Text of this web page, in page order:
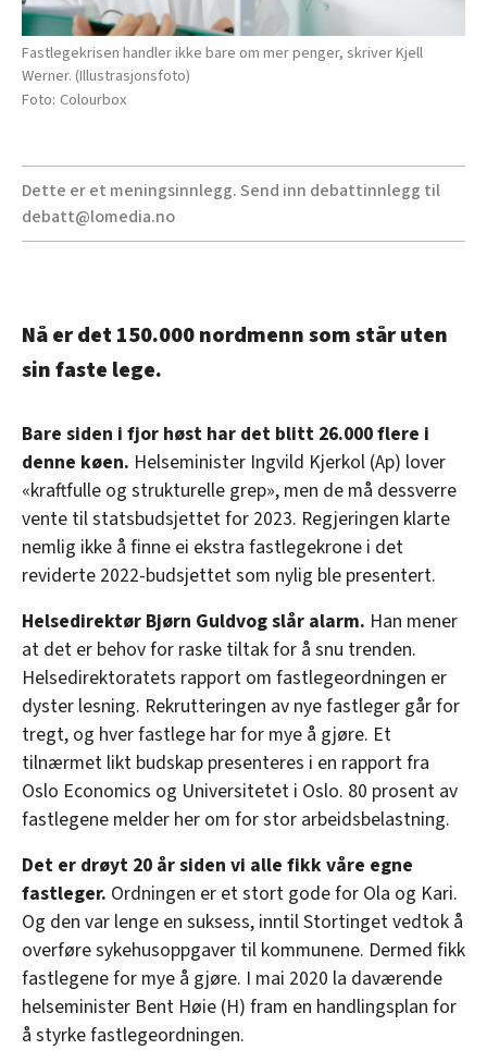
Fastlegekrisen handler ikke bare om mer penger, skriver Kjell
Werner. (Illustrasjonsfoto)
Colourbox
Dette er et meningsinnlegg. Send inn debattinnlegg til
debatt@lomedia.no
Nå er det 150.000 nordmenn som står uten
sin faste lege.
Bare siden i fjor høst har det blitt 26.000 flere i
denne køen. Helseminister Ingvild Kjerkol (Ap) lover
«kraftfulle og strukturelle grep», men de må dessverre
vente til statsbudsjettet for 2023. Regjeringen klarte
nemlig ikke å finne ei ekstra fastlegekrone i det
reviderte 2022-budsjettet som nylig ble presentert.
Helsedirektør Bjørn Guldvog slår alarm. Han mener
at det er behov for raske tiltak for å snu trenden.
Helsedirektoratets rapport om fastlegeordningen er
dyster lesning. Rekrutteringen av nye fastleger går for
tregt, og hver fastlege har for mye å gjøre. Et
tilnærmet likt budskap presenteres i en rapport fra
Oslo Economics og Universitetet i Oslo. 80 prosent av
fastlegene melder her om for stor arbeidsbelastning.
Det er drøyt 20 år siden vi alle fikk våre egne
fastleger. Ordningen er et stort gode for Ola og Kari.
Og den var lenge en suksess, inntil Stortinget vedtok å
overføre sykehusoppgaver til kommunene. Dermed fikk
fastlegene for mye å gjøre. I mai 2020 la daværende
helseminister Bent Høie (H) fram en handlingsplan for
å styrke fastlegeordningen.